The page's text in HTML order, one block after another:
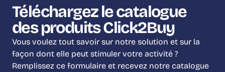
Téléchargez le catalogue
des produits Click2Buy
Vous voulez tout savoir sur notre solution et sur la
façon dont elle peut stimuler votre activité ?
Remplissez ce formulaire et recevez notre catalogue